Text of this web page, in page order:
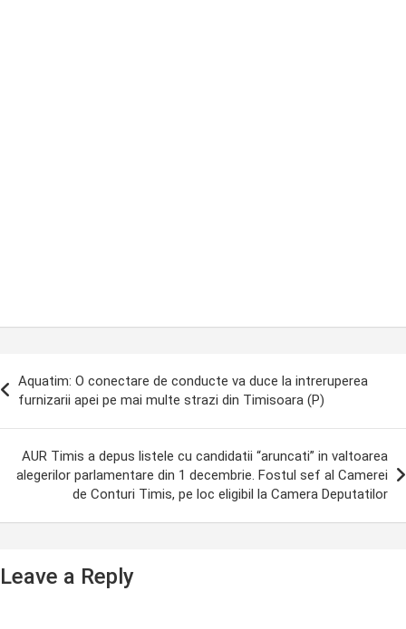
Aquatim: O conectare de conducte va duce la intreruperea
furnizarii apei pe mai multe strazi din Timisoara (P)
AUR Timis a depus listele cu candidatii “aruncati” in valtoarea
alegerilor parlamentare din 1 decembrie. Fostul sef al Camerei
de Conturi Timis, pe loc eligibil la Camera Deputatilor
Leave a Reply